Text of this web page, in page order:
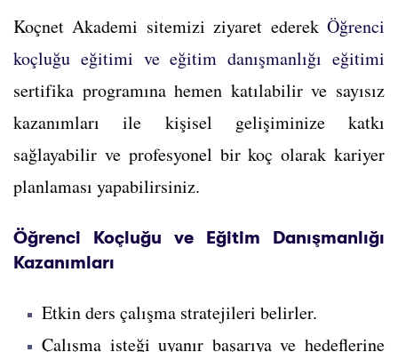
Koçnet Akademi sitemizi ziyaret ederek Öğrenci
koçluğu eğitimi ve eğitim danışmanlığı eğitimi
sertifika programına hemen katılabilir ve sayısız
kazanımları ile kişisel gelişiminize katkı
sağlayabilir ve profesyonel bir koç olarak kariyer
planlaması yapabilirsiniz.
Öğrenci Koçluğu ve Eğitim Danışmanlığı
Kazanımları
Etkin ders çalışma stratejileri belirler.
Çalışma isteği uyanır başarıya ve hedeflerine